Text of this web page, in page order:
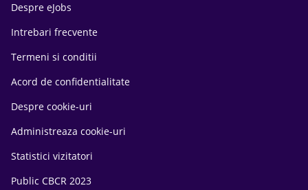
Despre eJobs
Intrebari frecvente
Termeni si conditii
Acord de confidentialitate
Despre cookie-uri
Administreaza cookie-uri
Statistici vizitatori
Public CBCR 2023